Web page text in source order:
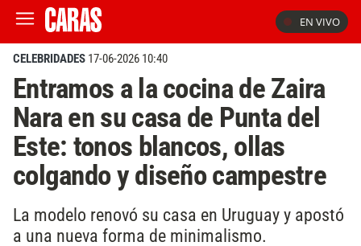
EN VIVO
CELEBRIDADES 17-06-2026 10:40
Entramos a la cocina de Zaira
Nara en su casa de Punta del
Este: tonos blancos, ollas
colgando y diseño campestre
La modelo renovó su casa en Uruguay y apostó
a una nueva forma de minimalismo.